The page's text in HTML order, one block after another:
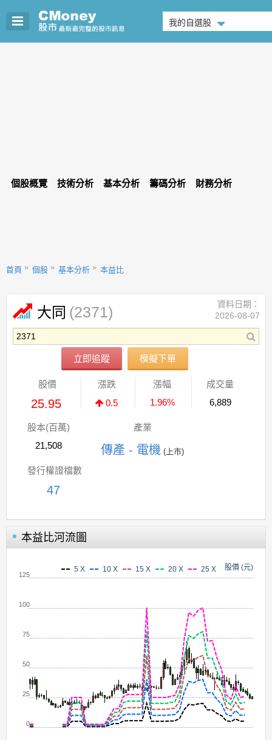
我的自選股
個股概覽 技術分析 基本分析 籌碼分析 財務分析
首頁 個股 基本分析 本益比
大同 (2371)
立即追蹤 模擬下單
資料日期：
2026-08-07
股價
25.95
漲跌
0.5
漲幅
1.96%
成交量
6,889
股本(百萬)
21,508
產業
傳產 - 電機 (上市)
發行權證檔數
47
本益比河流圖
股價 (元)
5 X 10 X 15 X 20 X 25 X
0
25
50
75
100
125